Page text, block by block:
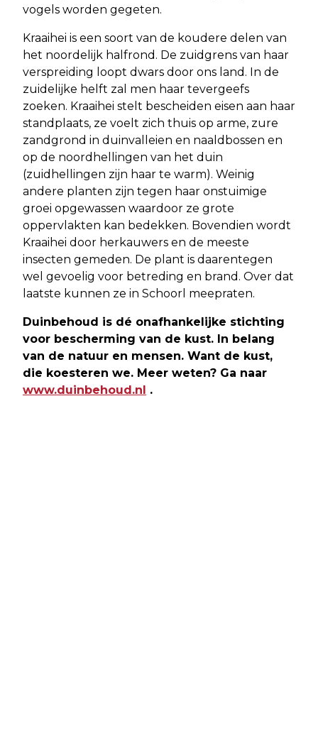
vogels worden gegeten.
Kraaihei is een soort van de koudere delen van
het noordelijk halfrond. De zuidgrens van haar
verspreiding loopt dwars door ons land. In de
zuidelijke helft zal men haar tevergeefs
zoeken. Kraaihei stelt bescheiden eisen aan haar
standplaats, ze voelt zich thuis op arme, zure
zandgrond in duinvalleien en naaldbossen en
op de noordhellingen van het duin
(zuidhellingen zijn haar te warm). Weinig
andere planten zijn tegen haar onstuimige
groei opgewassen waardoor ze grote
oppervlakten kan bedekken. Bovendien wordt
Kraaihei door herkauwers en de meeste
insecten gemeden. De plant is daarentegen
wel gevoelig voor betreding en brand. Over dat
laatste kunnen ze in Schoorl meepraten.
Duinbehoud is dé onafhankelijke stichting
voor bescherming van de kust. In belang
van de natuur en mensen. Want de kust,
die koesteren we. Meer weten? Ga naar
www.duinbehoud.nl .